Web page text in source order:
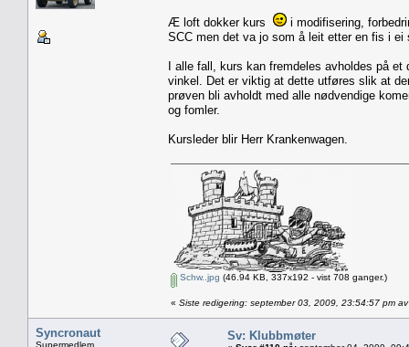
Æ loft dokker kurs
i modifisering,
SCC men det va jo som å leit etter en fis i ei
I alle fall, kurs kan fremdeles avholdes på
vinkel. Det er viktig at dette utføres slik at
prøven bli avholdt med alle nødvendige
og fomler.
Kursleder blir Herr Krankenwagen.
Schw..jpg (46.94 KB, 337x192 - vist 708 ganger.)
« Siste redigering: september 03, 2009, 23:54:57 pm
Syncronaut
Supermedlem
Sv: Klubbmøter